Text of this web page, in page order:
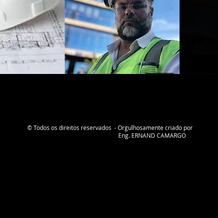
© Todos os direitos reservados - Orgulhosamente criado por
Eng. ERNAND CAMARGO .'.